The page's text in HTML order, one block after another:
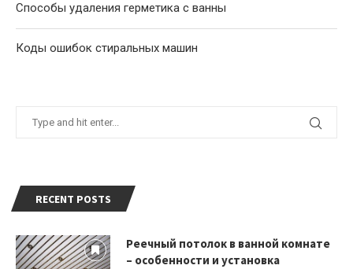
Способы удаления герметика с ванны
Коды ошибок стиральных машин
RECENT POSTS
Реечный потолок в ванной комнате
– особенности и установка